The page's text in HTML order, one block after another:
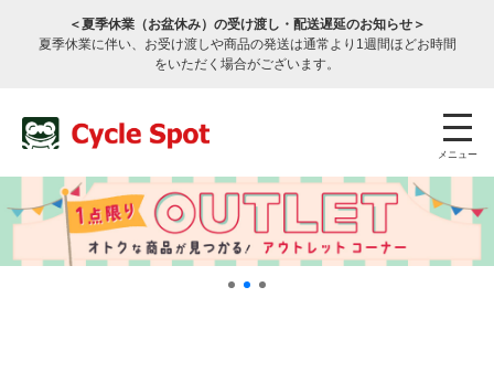
＜夏季休業（お盆休み）の受け渡し・配送遅延のお知らせ＞
夏季休業に伴い、お受け渡しや商品の発送は通常より1週間ほどお時間
をいただく場合がございます。
メニュー